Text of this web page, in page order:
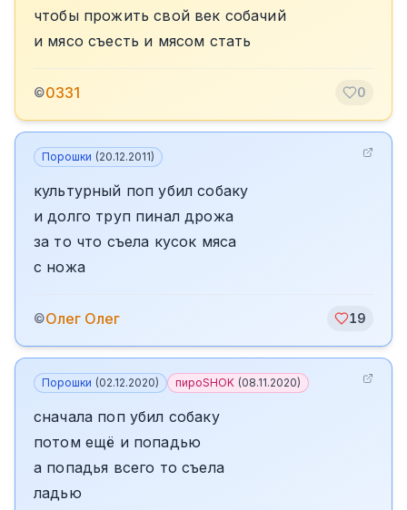
чтобы прожить свой век собачий
и мясо съесть и мясом стать
©0331 0
Порошки (20.12.2011)
культурный поп убил собаку
и долго труп пинал дрожа
за то что съела кусок мяса
с ножа
©Олег Олег 19
Порошки (02.12.2020) пироSHOK (08.11.2020)
сначала поп убил собаку
потом ещё и попадью
а попадья всего то съела
ладью